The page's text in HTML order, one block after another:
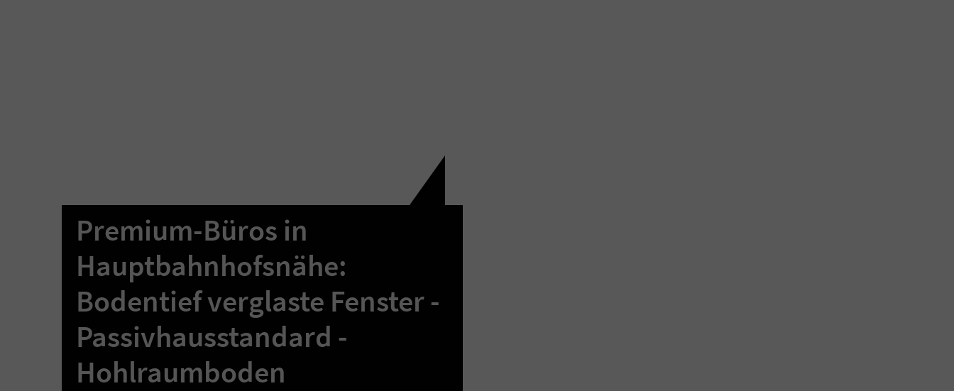
Premium-Büros in
Hauptbahnhofsnähe:
Bodentief verglaste Fenster -
Passivhausstandard -
Hohlraumboden